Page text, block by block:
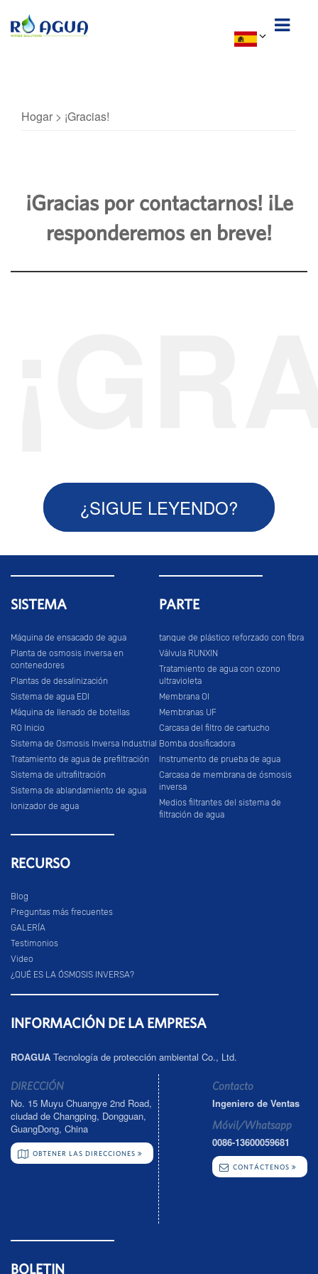
Hogar > ¡Gracias!
¡Gracias por contactarnos! ¡Le
responderemos en breve!
¿SIGUE LEYENDO?
SISTEMA
Máquina de ensacado de agua
Planta de osmosis inversa en
contenedores
Plantas de desalinización
Sistema de agua EDI
Máquina de llenado de botellas
RO Inicio
Sistema de Osmosis Inversa Industrial
Tratamiento de agua de prefiltración
Sistema de ultrafiltración
Sistema de ablandamiento de agua
Ionizador de agua
PARTE
tanque de plástico reforzado con fibra
Válvula RUNXIN
Tratamiento de agua con ozono
ultravioleta
Membrana OI
Membranas UF
Carcasa del filtro de cartucho
Bomba dosificadora
Instrumento de prueba de agua
Carcasa de membrana de ósmosis
inversa
Medios filtrantes del sistema de
filtración de agua
RECURSO
Blog
Preguntas más frecuentes
GALERÍA
Testimonios
Video
¿QUÉ ES LA ÓSMOSIS INVERSA?
INFORMACIÓN DE LA EMPRESA
ROAGUA Tecnología de protección ambiental Co., Ltd.
DIRECCIÓN
No. 15 Muyu Chuangye 2nd Road,
ciudad de Changping, Dongguan,
GuangDong, China
OBTENER LAS DIRECCIONES
Contacto
Ingeniero de Ventas
Móvil/Whatsapp
0086-13600059681
CONTÁCTENOS
BOLETIN